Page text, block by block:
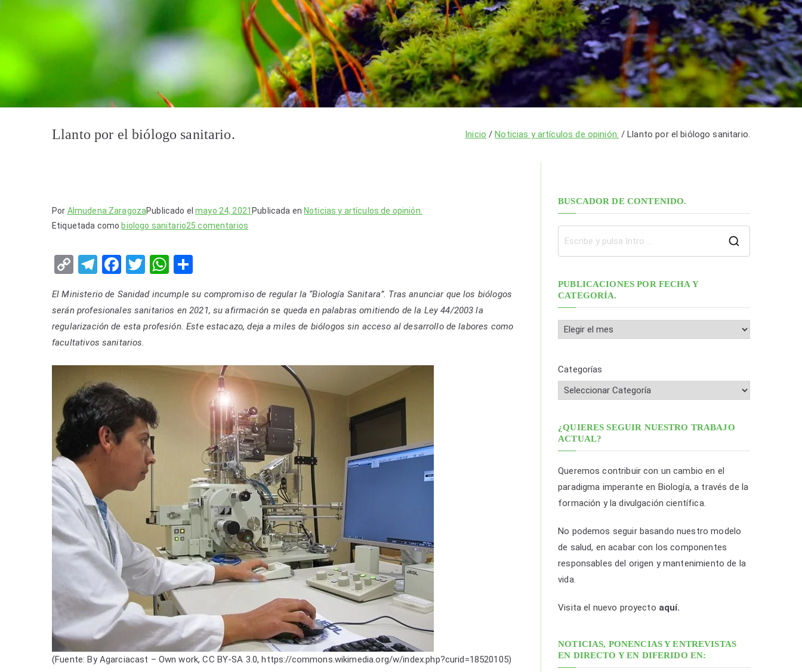
Llanto por el biólogo sanitario. Inicio Noticias y artículos de opinión. Llanto por el biólogo sanitario.
Por Almudena ZaragozaPublicado elmayo 24, 2021 Publicada en Noticias y artículos de opinión.
Etiquetada como biologo sanitario25 comentarios
sanitario.
C
p
y
Li
n
k
T
e
gr
a
m
F
c
e
b
o
o
k
T
tt
er
W
at
s
p
ar
e
El Ministerio de Sanidad incumple su compromiso de regular la “Biología Sanitara”. Tras anunciar que los biólogos
serán profesionales sanitarios en 2021, su afirmación se queda en palabras omitiendo de la Ley 44/2003 la
regularización de esta profesión. Este estacazo, deja a miles de biólogos sin acceso al desarrollo de labores como
facultativos sanitarios.
(Fuente: By Agarciacast – Own work, CC BY-SA 3.0, https://commons.wikimedia.org/w/index.php?curid=18520105)
BUSCADOR DE CONTENIDO.
PUBLICACIONES POR FECHA Y
CATEGORÍA.
l
a
c
o
n
e
p
o
r
f
a
y
Categorías
¿QUIERES SEGUIR NUESTRO TRABAJO
ACTUAL?
Queremos contribuir con un cambio en el
paradigma imperante en Biología, a través de la
formación y la divulgación científica.
No podemos seguir basando nuestro modelo
de salud, en acabar con los componentes
responsables del origen y mantenimiento de la
vida.
Visita el nuevo proyecto aquí.
NOTICIAS, PONENCIAS Y ENTREVISTAS
EN DIRECTO Y EN DIFERIDO EN: